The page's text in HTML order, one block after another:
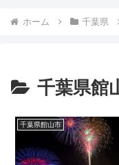
ホーム 千葉県
千葉県館
千葉県館山市